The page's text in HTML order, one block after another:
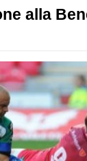
alla